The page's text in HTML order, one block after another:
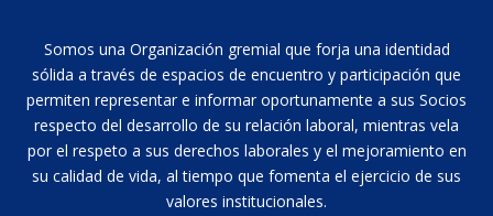
Somos una Organización gremial que forja una identidad
sólida a través de espacios de encuentro y participación que
permiten representar e informar oportunamente a sus Socios
respecto del desarrollo de su relación laboral, mientras vela
por el respeto a sus derechos laborales y el mejoramiento en
su calidad de vida, al tiempo que fomenta el ejercicio de sus
valores institucionales.